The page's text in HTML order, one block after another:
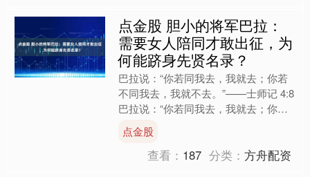
点金股 胆小的将军巴拉：
需要女人陪同才敢出征，为
何能跻身先贤名录？
巴拉说：“你若同我去，我就去；你若
不同我去，我就不去。”——士师记 4:8
巴拉说：“你若同我去，我就去；你若
不同我去，我就不去。”——士师记 4:8
古时的士....
点金股
查看： 187 分类：方舟配资